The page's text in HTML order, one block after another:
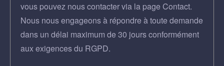
vous pouvez nous contacter via la page Contact.
Nous nous engageons à répondre à toute demande
dans un délai maximum de 30 jours conformément
aux exigences du RGPD.